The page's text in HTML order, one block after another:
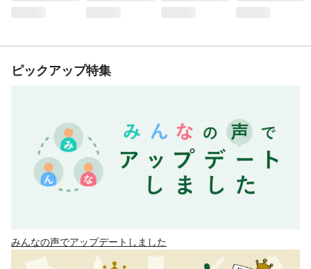
ピックアップ特集
みんなの声でアップデートしました